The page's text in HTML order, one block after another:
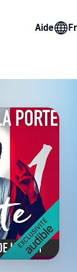
Aide